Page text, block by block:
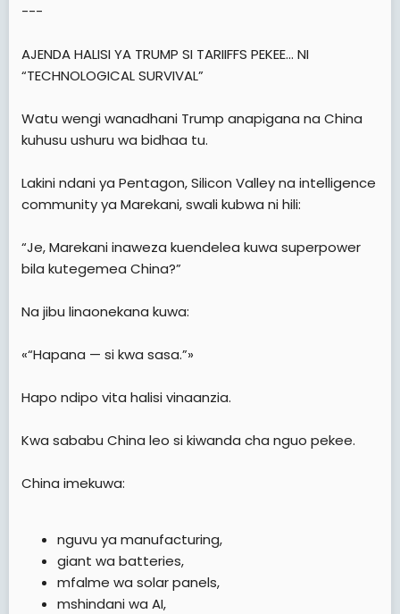
---
AJENDA HALISI YA TRUMP SI TARIIFFS PEKEE… NI
“TECHNOLOGICAL SURVIVAL”
Watu wengi wanadhani Trump anapigana na China
kuhusu ushuru wa bidhaa tu.
Lakini ndani ya Pentagon, Silicon Valley na intelligence
community ya Marekani, swali kubwa ni hili:
“Je, Marekani inaweza kuendelea kuwa superpower
bila kutegemea China?”
Na jibu linaonekana kuwa:
«“Hapana — si kwa sasa.”»
Hapo ndipo vita halisi vinaanzia.
Kwa sababu China leo si kiwanda cha nguo pekee.
China imekuwa:
nguvu ya manufacturing,
giant wa batteries,
mfalme wa solar panels,
mshindani wa AI,